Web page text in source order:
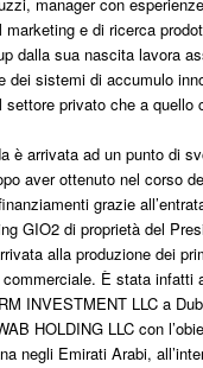
marketing e di ricerca
dalla sua nascita lavora
dei sistemi di accumulo
privato che a quello
è arrivata ad un punto di
aver ottenuto nel corso
grazie
GIO2 di proprietà del
alla produzione dei
È stata infatti
INVESTMENT LLC a
HOLDING LLC con
negli Emirati Arabi,